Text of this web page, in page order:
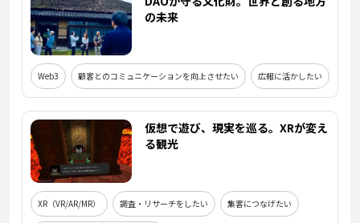
の未来
Web3 顧客とのコミュニケーションを向上させたい 広報に活かしたい
仮想で遊び、現実を巡る。XRが変え
る観光
XR（VR/AR/MR） 調査・リサーチをしたい 集客につなげたい